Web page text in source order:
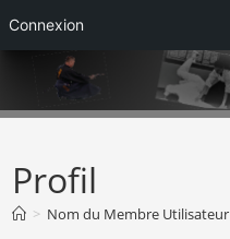
Connexion
content
Profil
> Nom du Membre Utilisateur